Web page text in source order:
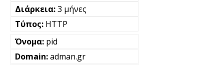
3 μήνες
HTTP
pid
adman.gr